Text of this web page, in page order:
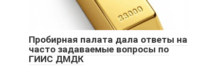
Пробирная палата дала ответы на
часто задаваемые вопросы по
ГИИС ДМДК